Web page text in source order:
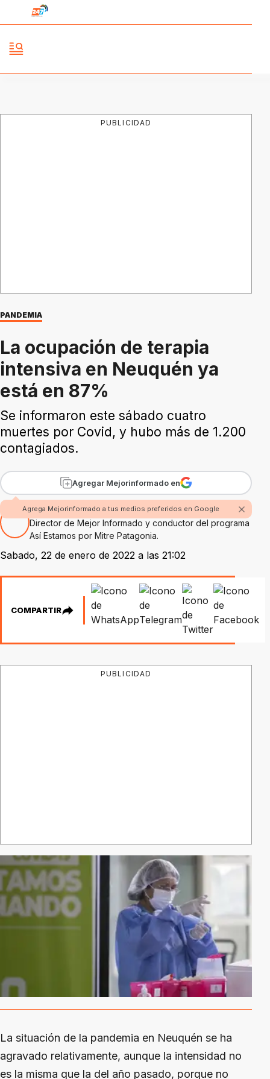
PUBLICIDAD
PANDEMIA
La ocupación de terapia
intensiva en Neuquén ya
está en 87%
Se informaron este sábado cuatro
muertes por Covid, y hubo más de 1.200
contagiados.
Agregar Mejorinformado en
Agrega Mejorinformado a tus medios preferidos en Google
Por Rubén Boggi
Director de Mejor Informado y conductor del programa
Así Estamos por Mitre Patagonia.
Sabado, 22 de enero de 2022 a las 21:02
COMPARTIR
PUBLICIDAD
La situación de la pandemia en Neuquén se ha
agravado relativamente, aunque la intensidad no
es la misma que la del año pasado, porque no